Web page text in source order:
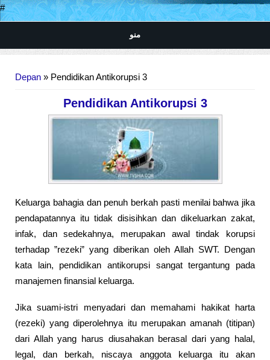
#
منو
Depan » Pendidikan Antikorupsi 3
Pendidikan Antikorupsi 3
Keluarga bahagia dan penuh berkah pasti menilai bahwa jika
pendapatannya itu tidak disisihkan dan dikeluarkan zakat,
infak, dan sedekahnya, merupakan awal tindak korupsi
terhadap ”rezeki” yang diberikan oleh Allah SWT. Dengan
kata lain, pendidikan antikorupsi sangat tergantung pada
manajemen finansial keluarga.
Jika suami-istri menyadari dan memahami hakikat harta
(rezeki) yang diperolehnya itu merupakan amanah (titipan)
dari Allah yang harus diusahakan berasal dari yang halal,
legal, dan berkah, niscaya anggota keluarga itu akan